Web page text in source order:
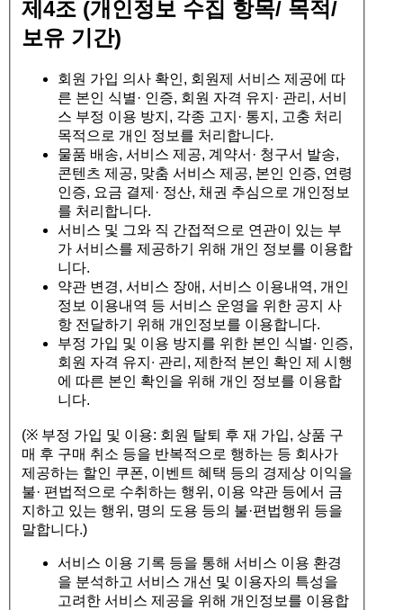
제4조 (개인정보 수집 항목/ 목적/
보유 기간)
회원 가입 의사 확인, 회원제 서비스 제공에 따
른 본인 식별· 인증, 회원 자격 유지· 관리, 서비
스 부정 이용 방지, 각종 고지· 통지, 고충 처리
목적으로 개인 정보를 처리합니다.
물품 배송, 서비스 제공, 계약서· 청구서 발송,
콘텐츠 제공, 맞춤 서비스 제공, 본인 인증, 연령
인증, 요금 결제· 정산, 채권 추심으로 개인정보
를 처리합니다.
서비스 및 그와 직 간접적으로 연관이 있는 부
가 서비스를 제공하기 위해 개인 정보를 이용합
니다.
약관 변경, 서비스 장애, 서비스 이용내역, 개인
정보 이용내역 등 서비스 운영을 위한 공지 사
항 전달하기 위해 개인정보를 이용합니다.
부정 가입 및 이용 방지를 위한 본인 식별∙ 인증,
회원 자격 유지∙ 관리, 제한적 본인 확인 제 시행
에 따른 본인 확인을 위해 개인 정보를 이용합
니다.
(※ 부정 가입 및 이용: 회원 탈퇴 후 재 가입, 상품 구
매 후 구매 취소 등을 반복적으로 행하는 등 회사가
제공하는 할인 쿠폰, 이벤트 혜택 등의 경제상 이익을
불· 편법적으로 수취하는 행위, 이용 약관 등에서 금
지하고 있는 행위, 명의 도용 등의 불·편법행위 등을
말합니다.)
서비스 이용 기록 등을 통해 서비스 이용 환경
을 분석하고 서비스 개선 및 이용자의 특성을
고려한 서비스 제공을 위해 개인정보를 이용합